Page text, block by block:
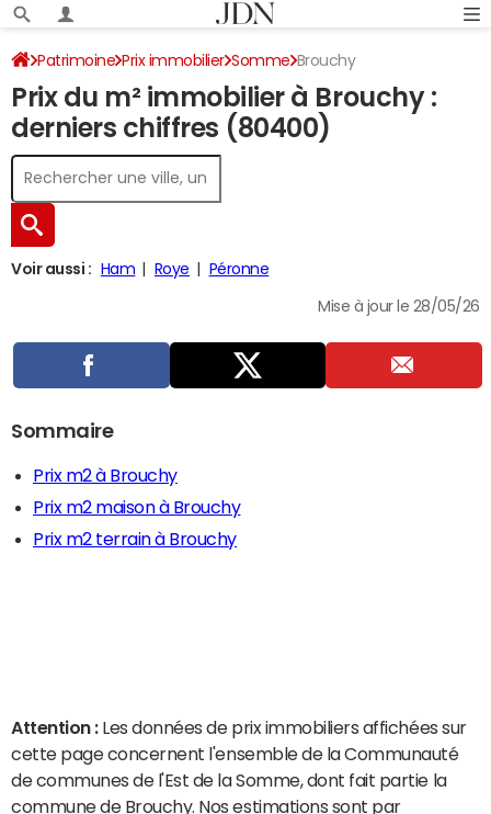
Patrimoine Prix immobilier Somme Brouchy
Prix du m² immobilier à Brouchy :
derniers chiffres (80400)
Voir aussi : Ham Roye Péronne
Mise à jour le 28/05/26
Sommaire
Prix m2 à Brouchy
Prix m2 maison à Brouchy
Prix m2 terrain à Brouchy
Attention : Les données de prix immobiliers affichées sur
cette page concernent l'ensemble de la Communauté
de communes de l'Est de la Somme, dont fait partie la
commune de Brouchy. Nos estimations sont par